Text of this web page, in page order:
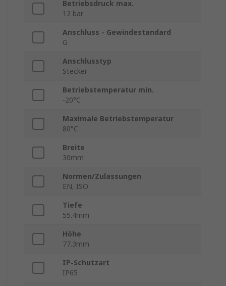
Betriebsdruck max.
12 bar
Anschluss - Gewindestandard
G
Anschlusstyp
Stecker
Betriebstemperatur min.
-20°C
Maximale Betriebstemperatur
80°C
Breite
30mm
Normen/Zulassungen
EN, ISO
Tiefe
55.4mm
Höhe
77.3mm
IP-Schutzart
IP65